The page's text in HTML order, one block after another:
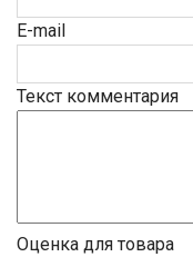
E-mail
Текст комментария
Оценка для товара